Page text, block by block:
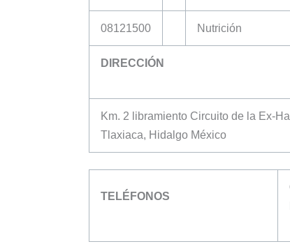
08121500 Nutrición
DIRECCIÓN
Km. 2 libramiento Circuito de la Ex-
Tlaxiaca, Hidalgo México
TELÉFONOS